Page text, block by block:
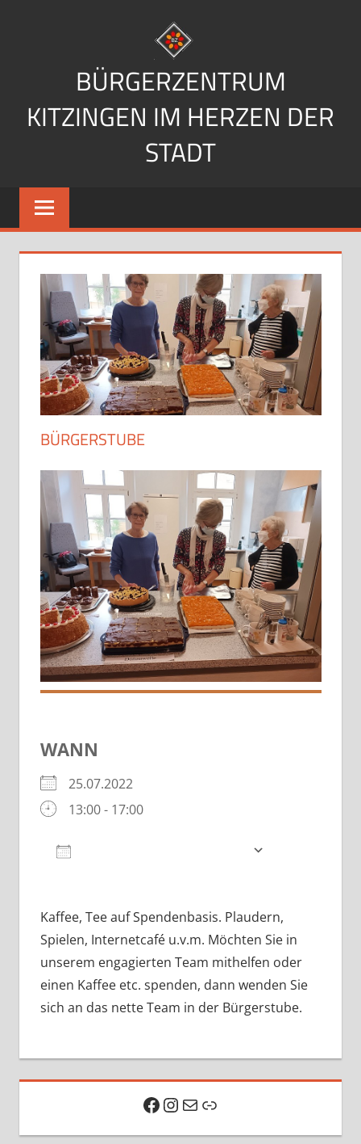
BÜRGERZENTRUM
KITZINGEN IM HERZEN DER
STADT
Im
Herzen
Stadt
BÜRGERSTUBE
WANN
25.07.2022
13:00 - 17:00
Kaffee, Tee auf Spendenbasis. Plaudern,
Spielen, Internetcafé u.v.m. Möchten Sie in
unserem engagierten Team mithelfen oder
einen Kaffee etc. spenden, dann wenden Sie
sich an das nette Team in der Bürgerstube.
Facebook
Instagram
E-Mail
Link